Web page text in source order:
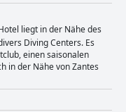
liegt in der Nähe des
Diving Centers. Es
einen saisonalen
in der Nähe von Zantes